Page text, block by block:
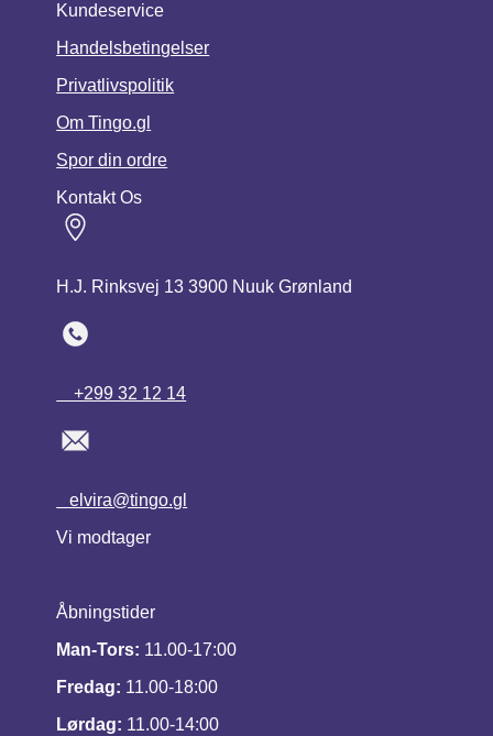
Kundeservice
Handelsbetingelser
Privatlivspolitik
Om Tingo.gl
Spor din ordre
Kontakt Os
H.J. Rinksvej 13 3900 Nuuk Grønland
+299 32 12 14
elvira@tingo.gl
Vi modtager
Åbningstider
Man-Tors: 11.00-17:00
Fredag: 11.00-18:00
Lørdag: 11.00-14:00